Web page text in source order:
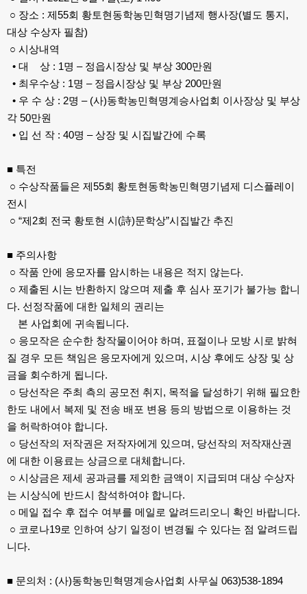
○ 장소 : 제55회 황토현동학농민혁명기념제 행사장(별도 통지,
대상 수상자 필참)
○ 시상내역
• 대 상 : 1명 – 정읍시장상 및 부상 300만원
• 최우수상 : 1명 – 정읍시장상 및 부상 200만원
• 우 수 상 : 2명 – (사)동학농민혁명계승사업회 이사장상 및 부상
각 50만원
• 입 선 작 : 40명 – 상장 및 시집발간에 수록
■ 특전
○ 수상작품들은 제55회 황토현동학농민혁명기념제 디스플레이
전시
○ “제2회 전국 황토현 시(詩)문학상”시집발간 추진
■ 주의사항
○ 작품 안에 응모자를 암시하는 내용은 적지 않는다.
○ 제출된 시는 반환하지 않으며 제출 후 심사 포기가 불가능 합니
다. 선정작품에 대한 일체의 권리는
본 사업회에 귀속됩니다.
○ 응모작은 순수한 창작물이어야 하며, 표절이나 모방 시로 밝혀
질 경우 모든 책임은 응모자에게 있으며, 시상 후에도 상장 및 상
금을 회수하게 됩니다.
○ 당선작은 주최 측의 공모전 취지, 목적을 달성하기 위해 필요한
한도 내에서 복제 및 전송 배포 변용 등의 방법으로 이용하는 것
을 허락하여야 합니다.
○ 당선작의 저작권은 저작자에게 있으며, 당선작의 저작재산권
에 대한 이용료는 상금으로 대체합니다.
○ 시상금은 제세 공과금를 제외한 금액이 지급되며 대상 수상자
는 시상식에 반드시 참석하여야 합니다.
○ 메일 접수 후 접수 여부를 메일로 알려드리오니 확인 바랍니다.
○ 코로나19로 인하여 상기 일정이 변경될 수 있다는 점 알려드립
니다.
■ 문의처 : (사)동학농민혁명계승사업회 사무실 063)538-1894